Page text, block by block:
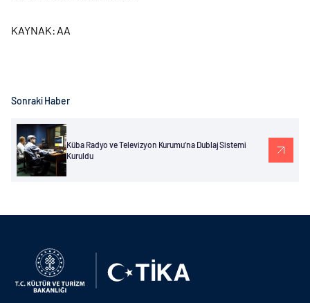
KAYNAK: AA
Sonraki Haber
Küba Radyo ve Televizyon Kurumu’na Dublaj Sistemi
Kuruldu